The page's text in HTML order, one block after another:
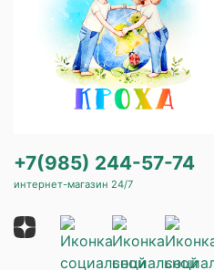
+7(985) 244-57-74
интернет-магазин 24/7